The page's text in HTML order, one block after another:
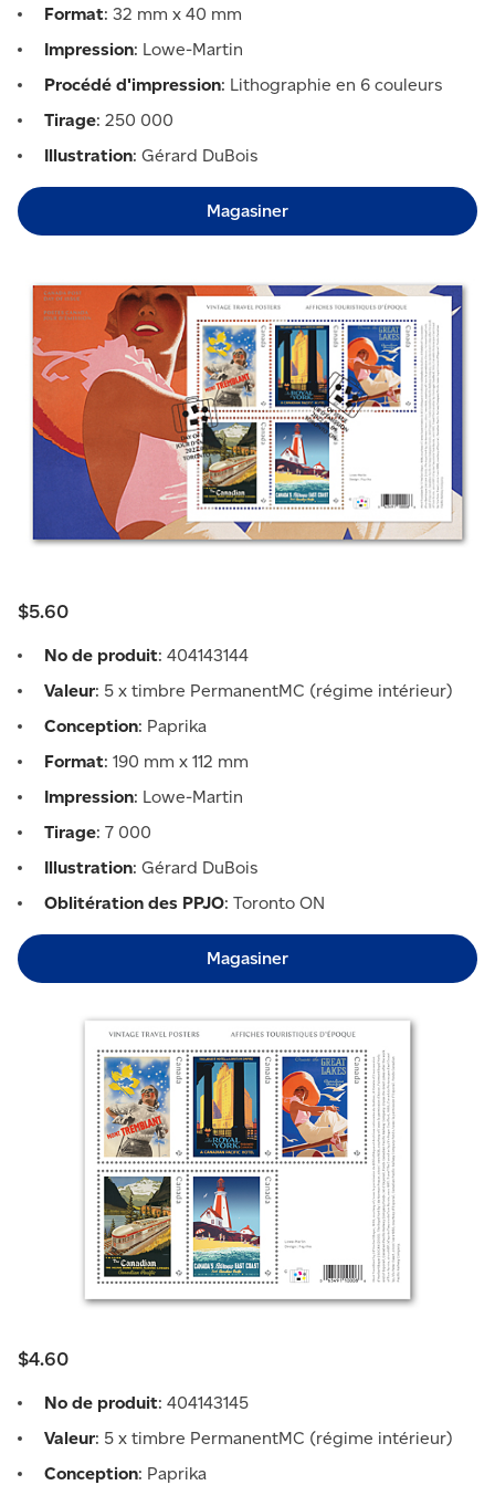
Format: 32 mm x 40 mm
Impression: Lowe-Martin
Procédé d'impression: Lithographie en 6 couleurs
Tirage: 250 000
Illustration: Gérard DuBois
Magasiner
$5.60
No de produit: 404143144
Valeur: 5 x timbre PermanentMC (régime intérieur)
Conception: Paprika
Format: 190 mm x 112 mm
Impression: Lowe-Martin
Tirage: 7 000
Illustration: Gérard DuBois
Oblitération des PPJO: Toronto ON
Magasiner
$4.60
No de produit: 404143145
Valeur: 5 x timbre PermanentMC (régime intérieur)
Conception: Paprika